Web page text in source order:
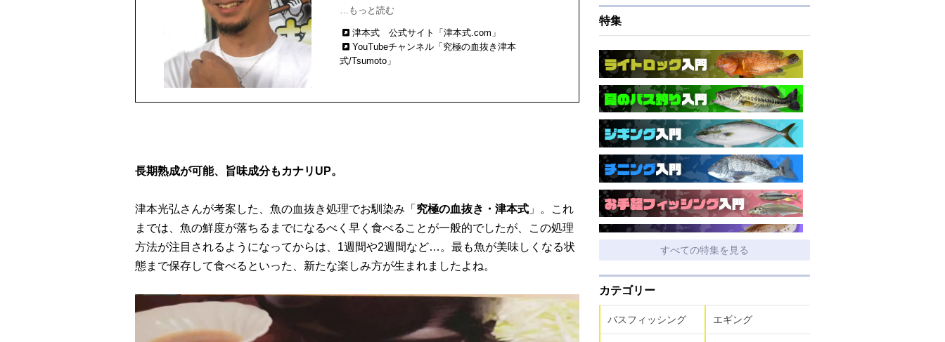
ミで広がると同時に、自身のYouTubeチャンネルで
現在、津本式は全国各地の釣り人、魚屋、料理店、仕
入れ業者など魚にまつわるあらゆる人物から注目さ
れ、高い評価を受けている
…もっと読む
津本式 公式サイト「津本式.com」
YouTubeチャンネル「究極の血抜き津本
式/Tsumoto」
長期熟成が可能、 旨味成分もカナリUP。
津本光弘さんが考案した、魚の血抜き処理でお馴染み「 究極の血抜き・津本式 」。これ
までは、魚の鮮度が落ちるまでになるべく早く食べることが一般的でしたが、この処理
方法が注目されるようになってからは、1週間や2週間など…。最も魚が美味しくなる状
態まで保存して食べるといった、新たな楽しみ方が生まれましたよね。
特集
すべての特集を見る
カテゴリー
バスフィッシング エギング